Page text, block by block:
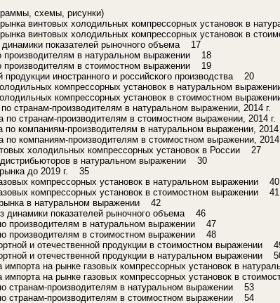
схемы, рисунки)
винтовых холодильных компрессорных установок в
винтовых холодильных компрессорных установок в
показателей рыночного объема 17
производителям в натуральном выражении 18
производителям в стоимостном выражении 19
иностранного и российского производства 20
компрессорных установок в натуральном
компрессорных установок в стоимостном
странам-производителям в натуральном выражении, 2014
по странам-производителям в стоимостном выражении, 2014
по компаниям-производителям в натуральном выражении,
по компаниям-производителям в стоимостном выражении,
холодильных компрессорных установок в России 27
в натуральном выражении 30
рынка до 2019 г. 35
компрессорных установок в натуральном выражении 40
компрессорных установок в стоимостном выражении 41
в натуральном выражении 42
динамики показателей рыночного объема 46
производителям в натуральном выражении 47
производителям в стоимостном выражении 48
и отечественной продукции в стоимостном выражении
и отечественной продукции в натуральном выражении
на рынке газовых компрессорных установок в
на рынке газовых компрессорных установок в
странам-производителям в натуральном выражении 53
странам-производителям в стоимостном выражении 54